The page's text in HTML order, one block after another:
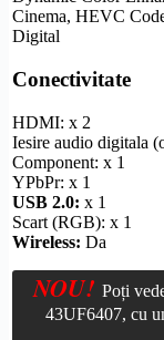
Cinema, HEVC
Digital
Conectivitate
HDMI: x 2
Iesire audio digitala
Component: x 1
YPbPr: x 1
USB 2.0: x 1
Scart (RGB): x 1
Wireless: Da
NOU! Poți
43UF6407, cu